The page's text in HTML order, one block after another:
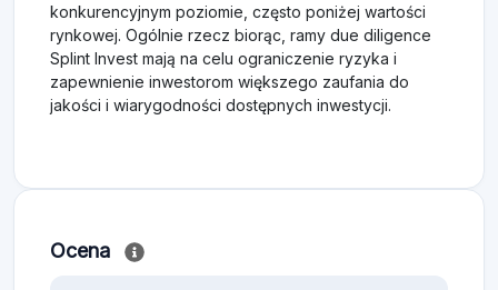
konkurencyjnym poziomie, często poniżej wartości
rynkowej. Ogólnie rzecz biorąc, ramy due diligence
Splint Invest mają na celu ograniczenie ryzyka i
zapewnienie inwestorom większego zaufania do
jakości i wiarygodności dostępnych inwestycji.
Ocena